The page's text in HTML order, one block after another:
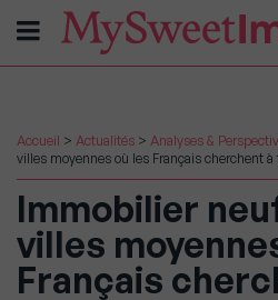
Accueil > Actualités > Analyses &
villes moyennes où les Français cherchent
Immobilier
villes
Français